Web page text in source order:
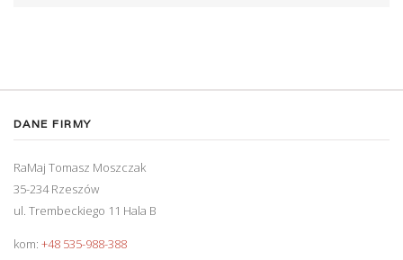
DANE FIRMY
RaMaj Tomasz Moszczak
35-234 Rzeszów
ul. Trembeckiego 11 Hala B
kom: +48 535-988-388